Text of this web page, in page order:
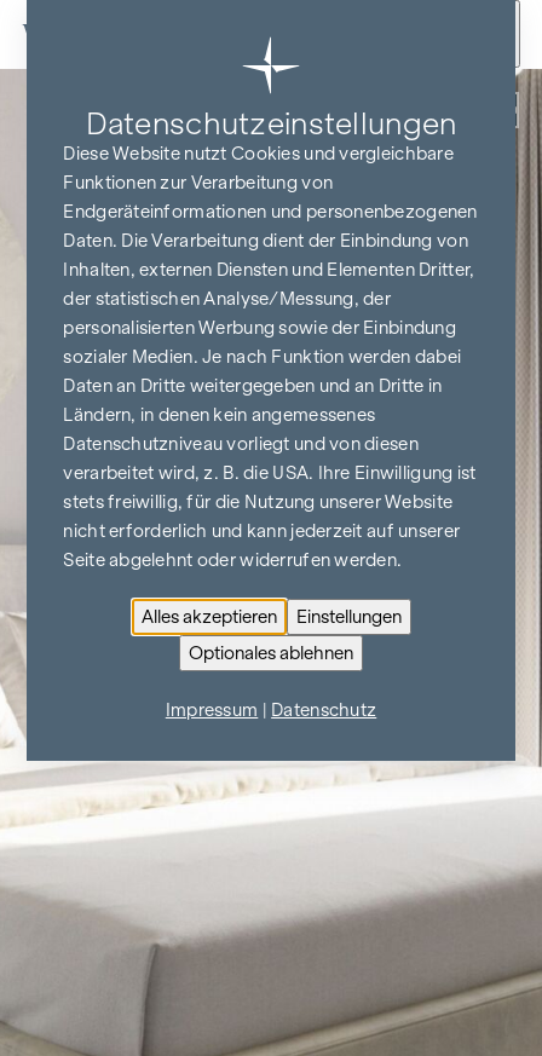
Zum Inhalt springen
Datenschutz­einstellungen
Diese Website nutzt Cookies und vergleichbare
Funktionen zur Verarbeitung von
Endgeräteinformationen und personenbezogenen
Daten. Die Verarbeitung dient der Einbindung von
Inhalten, externen Diensten und Elementen Dritter,
der statistischen Analyse/Messung, der
personalisierten Werbung sowie der Einbindung
sozialer Medien. Je nach Funktion werden dabei
Daten an Dritte weitergegeben und an Dritte in
Ländern, in denen kein angemessenes
Datenschutzniveau vorliegt und von diesen
verarbeitet wird, z. B. die USA. Ihre Einwilligung ist
stets freiwillig, für die Nutzung unserer Website
nicht erforderlich und kann jederzeit auf unserer
Seite abgelehnt oder widerrufen werden.
Alles akzeptieren
Einstellungen
Optionales ablehnen
Impressum Datenschutz